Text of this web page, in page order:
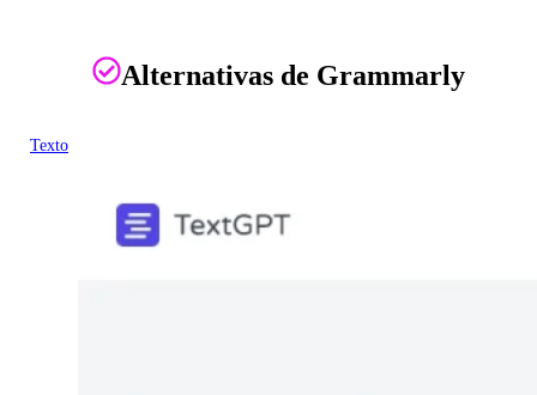
Alternativas de Grammarly
Texto